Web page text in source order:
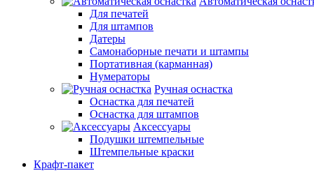
Для печатей
Для штампов
Датеры
Самонаборные печати и штампы
Портативная (карманная)
Нумераторы
Ручная оснастка
Оснастка для печатей
Оснастка для штампов
Аксессуары
Подушки штемпельные
Штемпельные краски
Крафт-пакет